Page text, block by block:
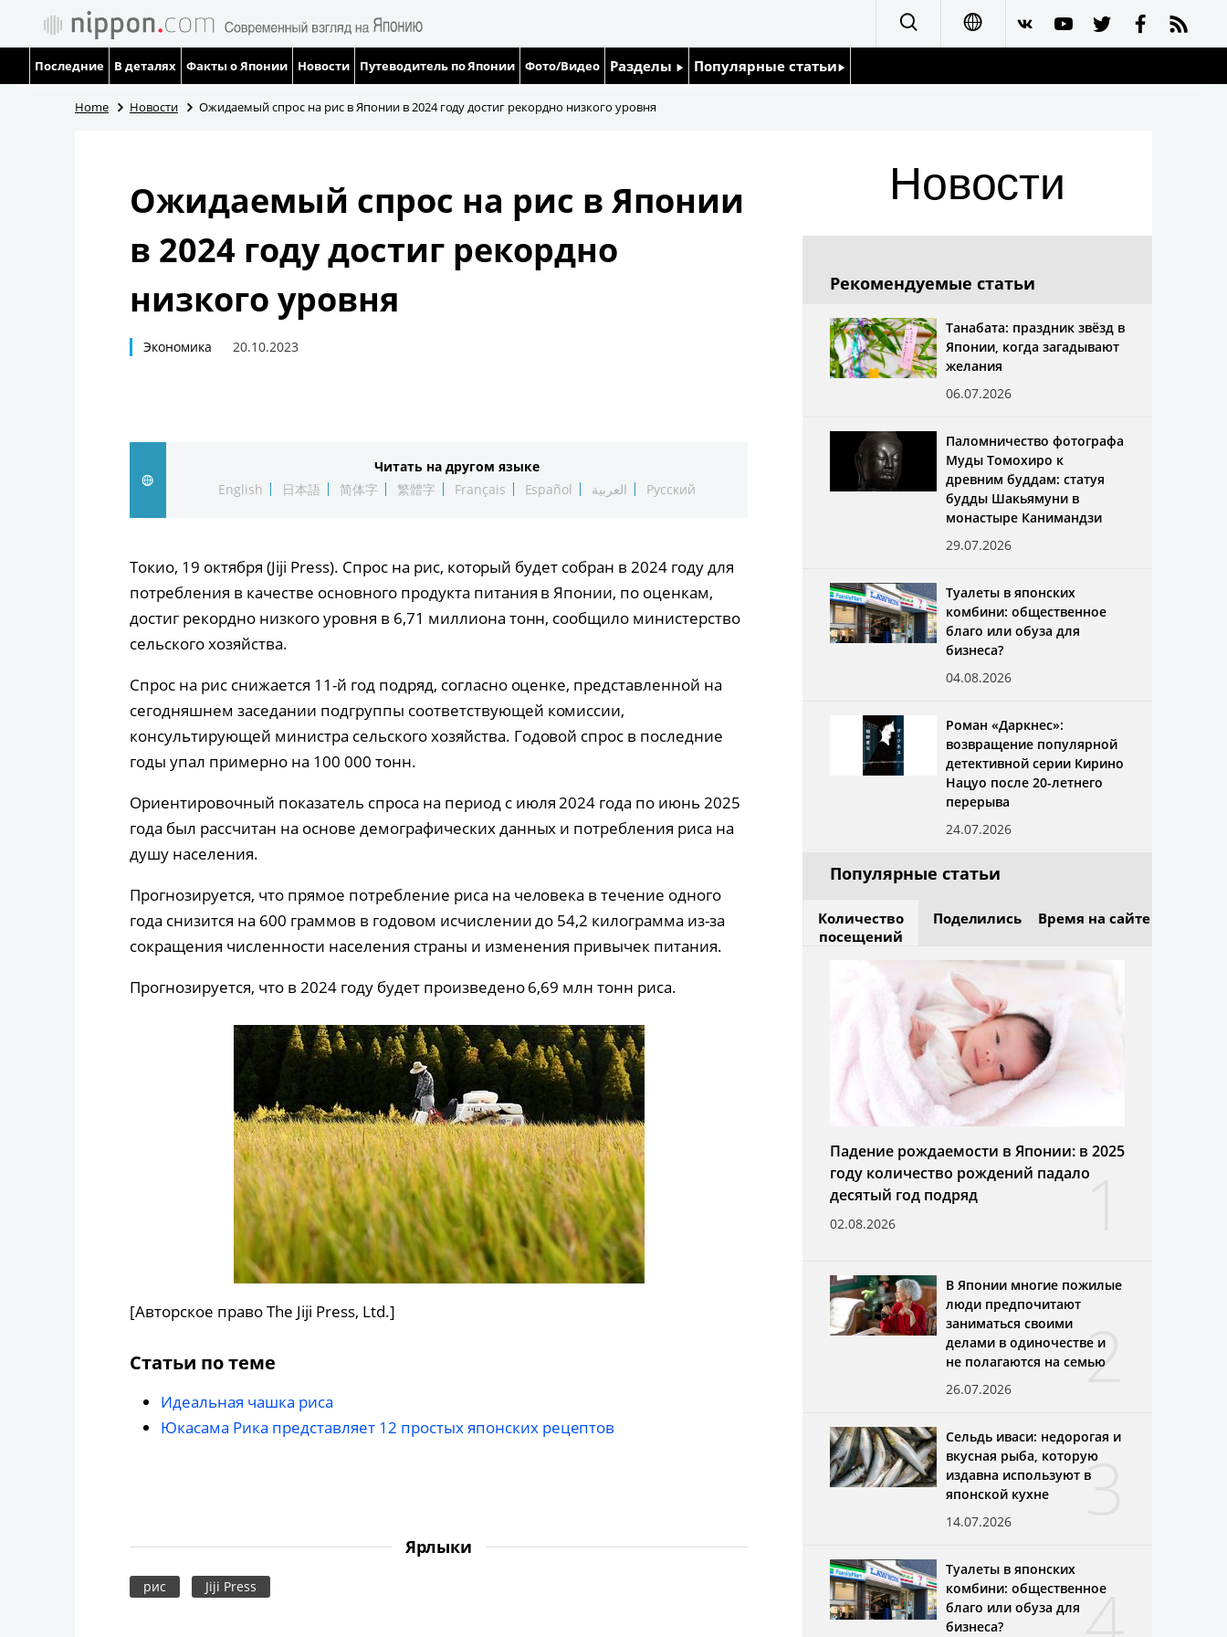
العربية
Последние В деталях Факты о Японии Новости Путеводитель по Японии Фото/Видео Разделы
Люди
Политика
Токио
Популярные статьи
Семья
Home Новости Ожидаемый спрос на рис в Японии в 2024 году достиг рекордно низкого уровня
Ожидаемый спрос на рис в Японии
в 2024 году достиг рекордно
низкого уровня
Экономика 20.10.2023
Читать на другом языке
English
日本語 简体字 繁體字 Français Español العربية Русский
Токио, 19 октября (Jiji Press). Спрос на рис, который будет собран в 2024 году для
потребления в качестве основного продукта питания в Японии, по оценкам,
достиг рекордно низкого уровня в 6,71 миллиона тонн, сообщило министерство
сельского хозяйства.
Спрос на рис снижается 11-й год подряд, согласно оценке, представленной на
сегодняшнем заседании подгруппы соответствующей комиссии,
консультирующей министра сельского хозяйства. Годовой спрос в последние
годы упал примерно на 100 000 тонн.
Ориентировочный показатель спроса на период с июля 2024 года по июнь 2025
года был рассчитан на основе демографических данных и потребления риса на
душу населения.
Прогнозируется, что прямое потребление риса на человека в течение одного
года снизится на 600 граммов в годовом исчислении до 54,2 килограмма из-за
сокращения численности населения страны и изменения привычек питания.
Прогнозируется, что в 2024 году будет произведено 6,69 млн тонн риса.
[Авторское право The Jiji Press, Ltd.]
Статьи по теме
Идеальная чашка риса
Юкасама Рика представляет 12 простых японских рецептов
Ярлыки
рис Jiji Press
Новости
Рекомендуемые статьи
Танабата: праздник звёзд в
Японии, когда загадывают
желания
06.07.2026
Паломничество фотографа
Муды Томохиро к
древним буддам: статуя
будды Шакьямуни в
монастыре Канимандзи
29.07.2026
Туалеты в японских
комбини: общественное
благо или обуза для
бизнеса?
04.08.2026
Роман «Даркнес»:
возвращение популярной
детективной серии Кирино
Нацуо после 20-летнего
перерыва
24.07.2026
Популярные статьи
Количество
посещений
Поделились Время на сайте
1
Падение рождаемости в Японии: в 2025
году количество рождений падало
десятый год подряд
02.08.2026
2
В Японии многие пожилые
люди предпочитают
заниматься своими
делами в одиночестве и
не полагаются на семью
26.07.2026
3
Сельдь иваси: недорогая и
вкусная рыба, которую
издавна используют в
японской кухне
14.07.2026
Туалеты в японских
комбини: общественное
благо или обуза для
бизнеса?